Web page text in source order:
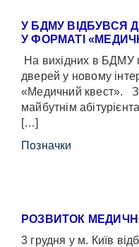
У БДМУ ВІДБУВСЯ
У ФОРМАТІ
На вихідних в БДМУ
дверей у новому
«Медичний квест».
майбутнім
[…]
Позначки
РОЗВИТОК
3 грудня у м. Київ